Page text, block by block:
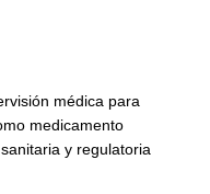
médica para
medicamento
y regulatoria